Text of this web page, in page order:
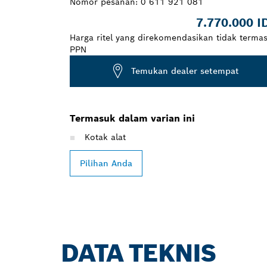
7.770.000
Harga ritel yang direkomendasikan tidak
PPN
Temukan dealer setempat
Termasuk dalam varian ini
Kotak alat
Pilihan Anda
DATA TEKNIS